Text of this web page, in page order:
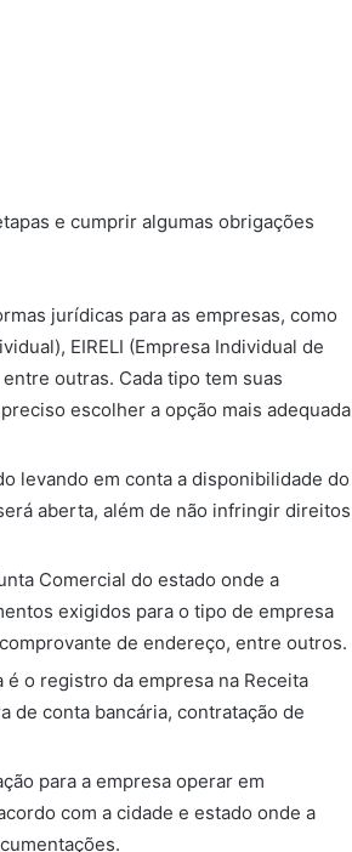
e cumprir algumas obrigações
jurídicas para as empresas, como
EIRELI (Empresa Individual de
outras. Cada tipo tem suas
escolher a opção mais adequada
levando em conta a disponibilidade do
aberta, além de não infringir direitos
Comercial do estado onde a
exigidos para o tipo de empresa
de endereço, entre outros.
o registro da empresa na Receita
de conta bancária, contratação de
para a empresa operar em
com a cidade e estado onde a